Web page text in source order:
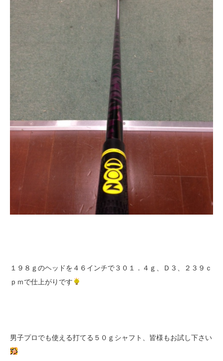
１９８ｇのヘッドを４６インチで３０１．４ｇ、Ｄ３、２３９ｃ
ｐｍで仕上がりです
男子プロでも使える打てる５０ｇシャフト、皆様もお試し下さい